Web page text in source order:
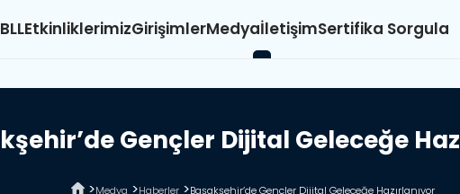
BLLEtkinliklerimizGirişimlerMedyaİletişimSertifika Sorgula
kşehir’deGençler Dijital Geleceğe Haz
Medya Haberler Başakşehir’de Gençler Dijital Geleceğe Hazırlanıyor